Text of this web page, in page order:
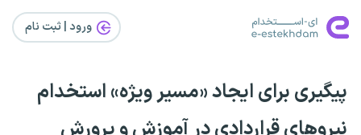
ورود | ثبت‌ نام
پیگیری برای ایجاد «مسیر ویژه» استخدام